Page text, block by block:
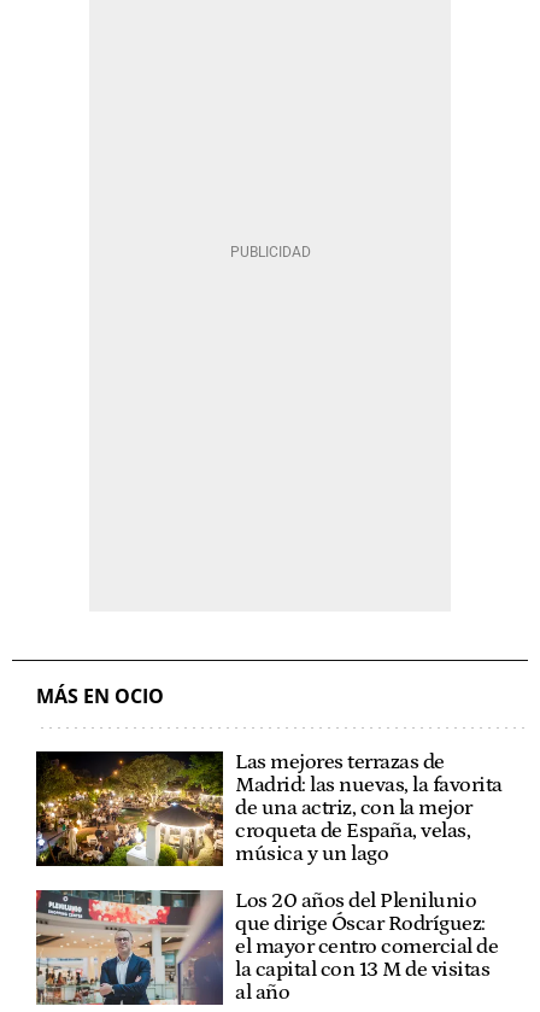
MÁS EN OCIO
Las mejores terrazas de
Madrid: las nuevas, la favorita
de una actriz, con la mejor
croqueta de España, velas,
música y un lago
Los 20 años del Plenilunio
que dirige Óscar Rodríguez:
el mayor centro comercial de
la capital con 13 M de visitas
al año